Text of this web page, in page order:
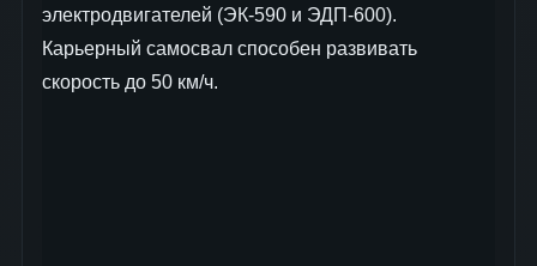
электродвигателей (ЭК-590 и ЭДП-600).
Карьерный самосвал способен развивать
скорость до 50 км/ч.